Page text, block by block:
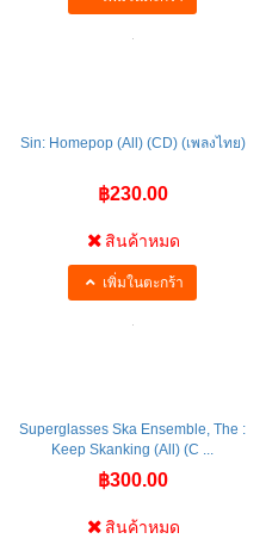
฿230.00
สินค้าหมด
Keep Skanking (All) (C ...
฿300.00